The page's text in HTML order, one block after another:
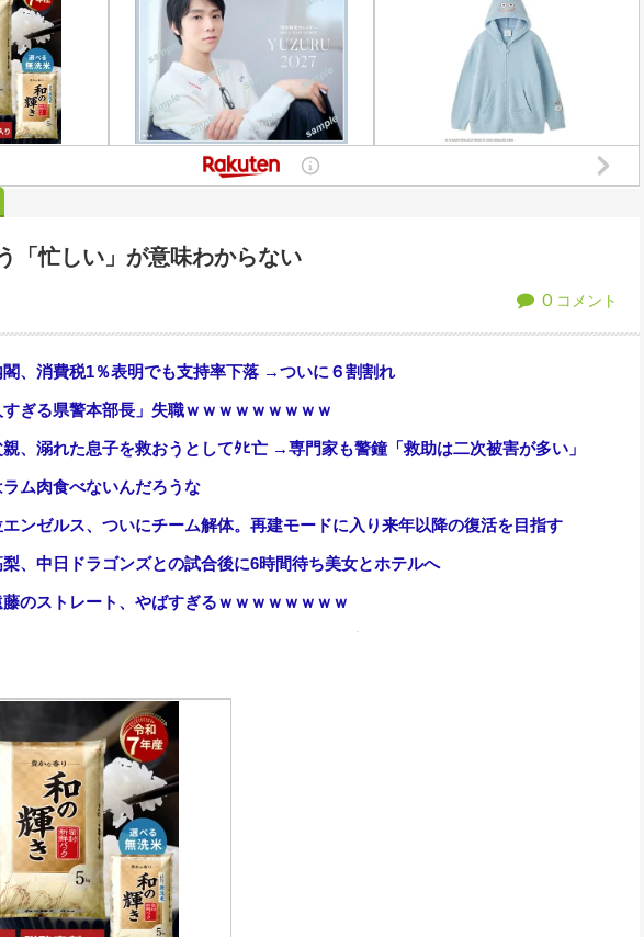
ぶにゃぎとれんたんが可愛すぎる！！！【乃木坂46】
WORLD』改善に向けてアプデ計画
さん(25)、下着姿であたシコが止まらない
グラドル、即ハメボンバー
女性､重篤な植物状態だが､意識は正常で何かを思考していると判明
染みのフォントの使用料が年間6万から年間320万になったので変更に
【画像】妹さん、ブラジ
【悲報】八王子の夏祭
周りが止めても会社に寝袋で泊まり込み残業を続ける先輩Aさん。寝
【動画】急病人？横須
タトゥー彫り師さん「刺
「大金をひったくられた」と知人が金を借りに来た。口座
【悲報】タトゥー擁護
「忙しい」が意味わからない
0 コメント
閣、消費税1％表明でも支持率下落 →ついに６割割れ
すぎる県警本部長」失職ｗｗｗｗｗｗｗｗｗ
親、溺れた息子を救おうとしてﾀﾋ亡 →専門家も警鐘「救助は二次被害が多い」
ム肉食べないんだろうな
エンゼルス、ついにチーム解体。再建モードに入り来年以降の復活を目指す
梨、中日ドラゴンズとの試合後に6時間待ち美女とホテルへ
藤のストレート、やばすぎるｗｗｗｗｗｗｗｗ